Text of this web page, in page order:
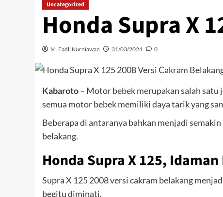
Uncategorized
Honda Supra X
M. Fadli Kurniawan 31/03/2024 0
Kabaroto– Motor bebek merupakan salah satu
semua motor bebek memiliki daya tarik yang
Beberapa di antaranya bahkan menjadi
belakang.
Honda Supra X 125,
Supra X 125 2008 versi cakram belakang
begitu diminati.